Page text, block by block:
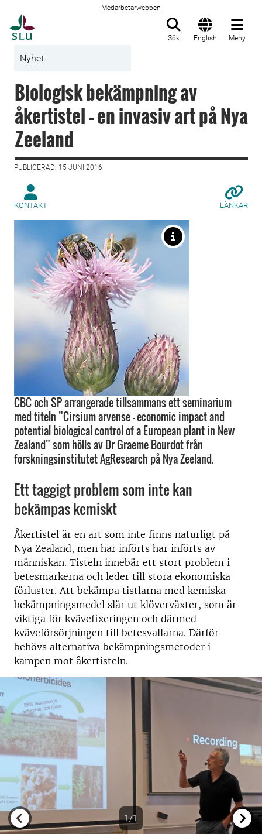
Medarbetarwebben
Sök English Meny
Nyhet
Biologisk bekämpning av
åkertistel – en invasiv art på Nya
Zeeland
PUBLICERAD: 15 JUNI 2016
KONTAKT LÄNKAR
CBC och SP arrangerade tillsammans ett seminarium
med titeln ”Cirsium arvense - economic impact and
potential biological control of a European plant in New
Zealand” som hölls av Dr Graeme Bourdot från
forskningsinstitutet AgResearch på Nya Zeeland.
Ett taggigt problem som inte kan
bekämpas kemiskt
Åkertistel är en art som inte finns naturligt på
Nya Zealand, men har införts har införts av
människan. Tisteln innebär ett stort problem i
betesmarkerna och leder till stora ekonomiska
förluster. Att bekämpa tistlarna med kemiska
bekämpningsmedel slår ut klöverväxter, som är
viktiga för kvävefixeringen och därmed
kväveförsörjningen till betesvallarna. Därför
behövs alternativa bekämpningsmetoder i
kampen mot åkertisteln.
1/1